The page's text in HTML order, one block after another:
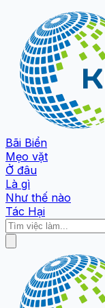
Bãi Biển
Mẹo vặt
Ở đâu
Là gì
Như thế nào
Tác Hại